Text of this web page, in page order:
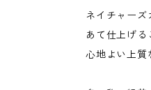
ネイチャー
あて仕上げる
心地よい上質